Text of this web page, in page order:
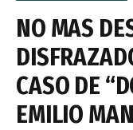
NO MAS
CASO DE
EMILIO